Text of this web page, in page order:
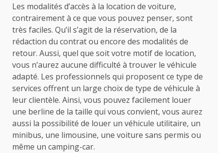
Les modalités d’accès à la location de voiture,
contrairement à ce que vous pouvez penser, sont
très faciles. Qu’il s’agit de la réservation, de la
rédaction du contrat ou encore des modalités de
retour. Aussi, quel que soit votre motif de location,
vous n’aurez aucune difficulté à trouver le véhicule
adapté. Les professionnels qui proposent ce type de
services offrent un large choix de type de véhicule à
leur clientèle. Ainsi, vous pouvez facilement louer
une berline de la taille qui vous convient, vous aurez
aussi la possibilité de louer un véhicule utilitaire, un
minibus, une limousine, une voiture sans permis ou
même un camping-car.